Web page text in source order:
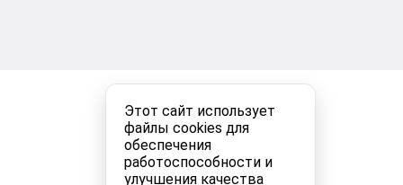
Этот сайт использует
файлы cookies для
обеспечения
работоспособности и
улучшения качества